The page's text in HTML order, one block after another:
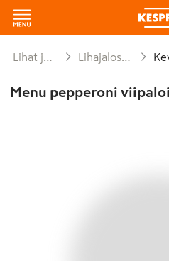
Lihat ja lihajalosteet Lihajaloste leivän päälle
Menu pepperoni